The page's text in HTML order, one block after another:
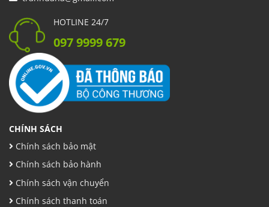
HOTLINE 24/7
097 9999 679
CHÍNH SÁCH
Chính sách bảo mật
Chính sách bảo hành
Chính sách vận chuyển
Chính sách thanh toán